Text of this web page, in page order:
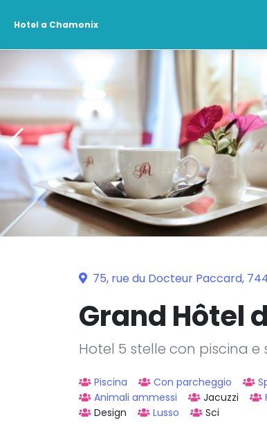
Hotel a Chamonix
75, rue du Docteur Paccard,
Grand Hôtel
Hotel 5 stelle con piscina
Piscina Con parcheggio
Animali ammessi
Jacuzzi
Design
Lusso Sci